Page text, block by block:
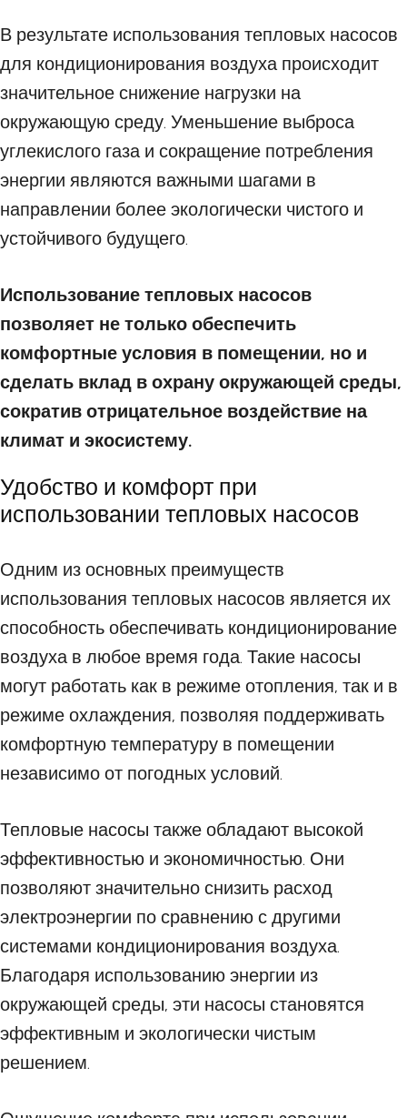
В результате использования тепловых насосов
для кондиционирования воздуха происходит
значительное снижение нагрузки на
окружающую среду. Уменьшение выброса
углекислого газа и сокращение потребления
энергии являются важными шагами в
направлении более экологически чистого и
устойчивого будущего.
Использование тепловых насосов
позволяет не только обеспечить
комфортные условия в помещении, но и
сделать вклад в охрану окружающей среды,
сократив отрицательное воздействие на
климат и экосистему.
Удобство и комфорт при
использовании тепловых насосов
Одним из основных преимуществ
использования тепловых насосов является их
способность обеспечивать кондиционирование
воздуха в любое время года. Такие насосы
могут работать как в режиме отопления, так и в
режиме охлаждения, позволяя поддерживать
комфортную температуру в помещении
независимо от погодных условий.
Тепловые насосы также обладают высокой
эффективностью и экономичностью. Они
позволяют значительно снизить расход
электроэнергии по сравнению с другими
системами кондиционирования воздуха.
Благодаря использованию энергии из
окружающей среды, эти насосы становятся
эффективным и экологически чистым
решением.